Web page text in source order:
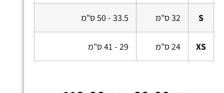
S 32 ס"מ 33.5 - 50 ס"מ
XS 24 ס"מ 29 - 41 ס"מ